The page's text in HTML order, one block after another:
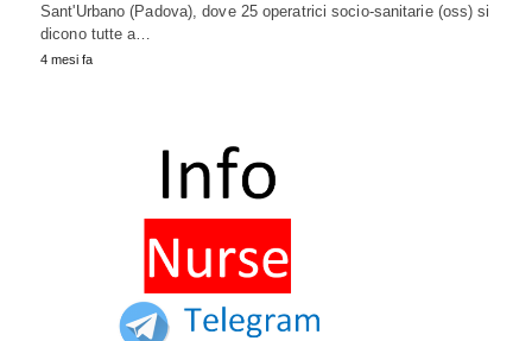
Sant'Urbano (Padova), dove 25 operatrici socio-sanitarie (oss) si
dicono tutte a…
4 mesi fa